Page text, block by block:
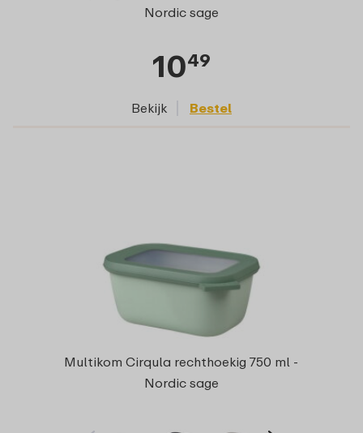
Nordic sage
1049
Bekijk Bestel
Multikom Cirqula rechthoekig 750 ml -
Nordic sage